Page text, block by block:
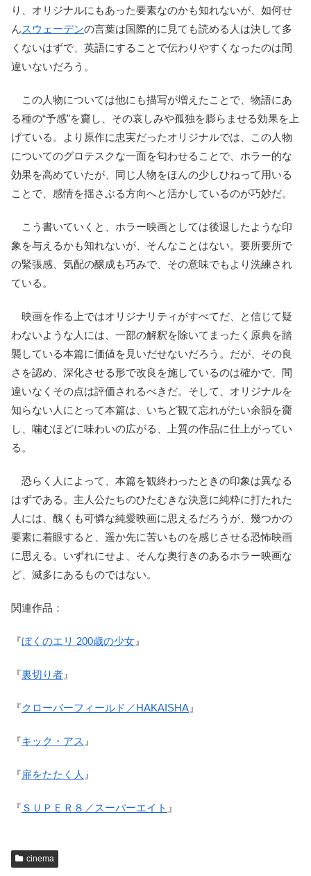
り、オリジナルにもあった要素なのかも知れないが、如何せ
んスウェーデンの言葉は国際的に見ても読める人は決して多
くないはずで、英語にすることで伝わりやすくなったのは間
違いないだろう。
この人物については他にも描写が増えたことで、物語にあ
る種の“予感”を齎し、その哀しみや孤独を膨らませる効果を上
げている。より原作に忠実だったオリジナルでは、この人物
についてのグロテスクな一面を匂わせることで、ホラー的な
効果を高めていたが、同じ人物をほんの少しひねって用いる
ことで、感情を揺さぶる方向へと活かしているのが巧妙だ。
こう書いていくと、ホラー映画としては後退したような印
象を与えるかも知れないが、そんなことはない。要所要所で
の緊張感、気配の醸成も巧みで、その意味でもより洗練され
ている。
映画を作る上ではオリジナリティがすべてだ、と信じて疑
わないような人には、一部の解釈を除いてまったく原典を踏
襲している本篇に価値を見いだせないだろう。だが、その良
さを認め、深化させる形で改良を施しているのは確かで、間
違いなくその点は評価されるべきだ。そして、オリジナルを
知らない人にとって本篇は、いちど観て忘れがたい余韻を齎
し、噛むほどに味わいの広がる、上質の作品に仕上がってい
る。
恐らく人によって、本篇を観終わったときの印象は異なる
はずである。主人公たちのひたむきな決意に純粋に打たれた
人には、醜くも可憐な純愛映画に思えるだろうが、幾つかの
要素に着眼すると、遥か先に苦いものを感じさせる恐怖映画
に思える。いずれにせよ、そんな奥行きのあるホラー映画な
ど、滅多にあるものではない。
関連作品：
『ぼくのエリ 200歳の少女 』
『裏切り者 』
『クローバーフィールド／HAKAISHA 』
『キック・アス 』
『扉をたたく人 』
『 ＳＵＰＥＲ８／スーパーエイト 』
cinema